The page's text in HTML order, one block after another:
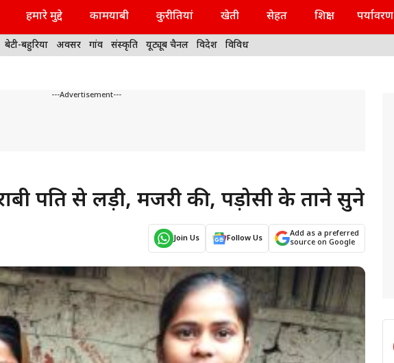
हमारे मुद्दे कामयाबी कुरीतियां खेती सेहत शिक्षा पर्यावरण
बेटी-बहुरिया अवसर गांव संस्कृति यूट्यूब चैनल विदेश विविध
---Advertisement---
पति से लड़ी, मजदूरी की, पड़ोसी के ताने सुने
Join Us Follow Us
Add as a preferred
source on Google